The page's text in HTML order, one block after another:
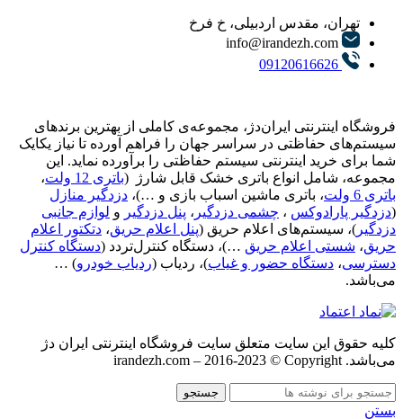
تهران، مقدس اردبیلی، خ فرخ
info@irandezh.com
09120616626
فروشگاه اینترنتی ایران‌دژ، مجموعه‌ی کاملی از بهترین برندهای
سیستم‌های حفاظتی در سراسر جهان را فراهم آورده تا نیاز یکایک
شما برای خرید اینترنتی سیستم حفاظتی را برآورده نماید. این
مجموعه، شامل انواع باتری خشک قابل شارژ (باتری 12 ولت
،
باتری 6 ولت
، باتری ماشین اسباب بازی و …)، دزدگیر منازل
(دزدگیر پارادوکس ، چشمی دزدگیر ، پنل دزدگیر و لوازم جانبی
دزدگیر )، سیستم‌های اعلام حریق (پنل اعلام حریق، دتکتور اعلام
حریق، شستی اعلام حریق …)، دستگاه کنترل‌تردد (دستگاه کنترل
دسترسی، دستگاه حضور و غیاب)، ردیاب (ردیاب خودرو) …
می‌باشد.
کليه حقوق اين سايت متعلق سایت فروشگاه اینترنتی ایران دژ
می‌باشد. irandezh.com – 2016-2023 © Copyright
جستجو
بستن